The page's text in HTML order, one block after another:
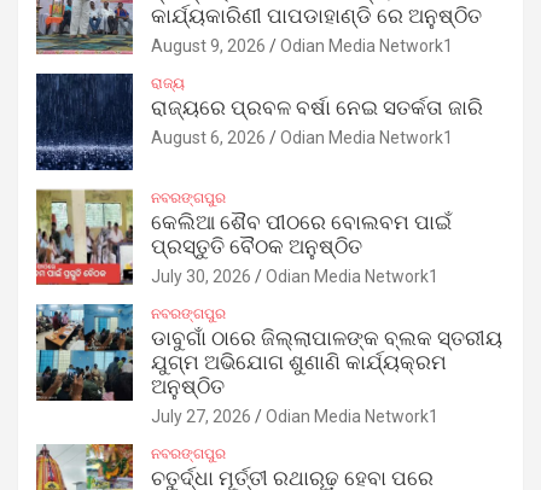
କାର୍ଯ୍ୟକାରିଣୀ ପାପଡାହାଣ୍ଡି ରେ ଅନୁଷ୍ଠିତ
August 9, 2026 Odian Media Network1
ରାଜ୍ୟ
ରାଜ୍ୟରେ ପ୍ରବଳ ବର୍ଷା ନେଇ ସତର୍କତା ଜାରି
August 6, 2026 Odian Media Network1
ନବରଙ୍ଗପୁର
କେଲିଆ ଶୈବ ପୀଠରେ ବୋଲବମ ପାଇଁ
ପ୍ରସ୍ତୁତି ବୈଠକ ଅନୁଷ୍ଠିତ
July 30, 2026 Odian Media Network1
ନବରଙ୍ଗପୁର
ଡାବୁଗାଁ ଠାରେ ଜିଲ୍ଲାପାଳଙ୍କ ବ୍ଲକ ସ୍ତରୀୟ
ଯୁଗ୍ମ ଅଭିଯୋଗ ଶୁଣାଣି କାର୍ଯ୍ୟକ୍ରମ
ଅନୁଷ୍ଠିତ
July 27, 2026 Odian Media Network1
ନବରଙ୍ଗପୁର
ଚତୁର୍ଦ୍ଧା ମୂର୍ତ୍ତୀ ରଥାରୂଢ଼ ହେବା ପରେ